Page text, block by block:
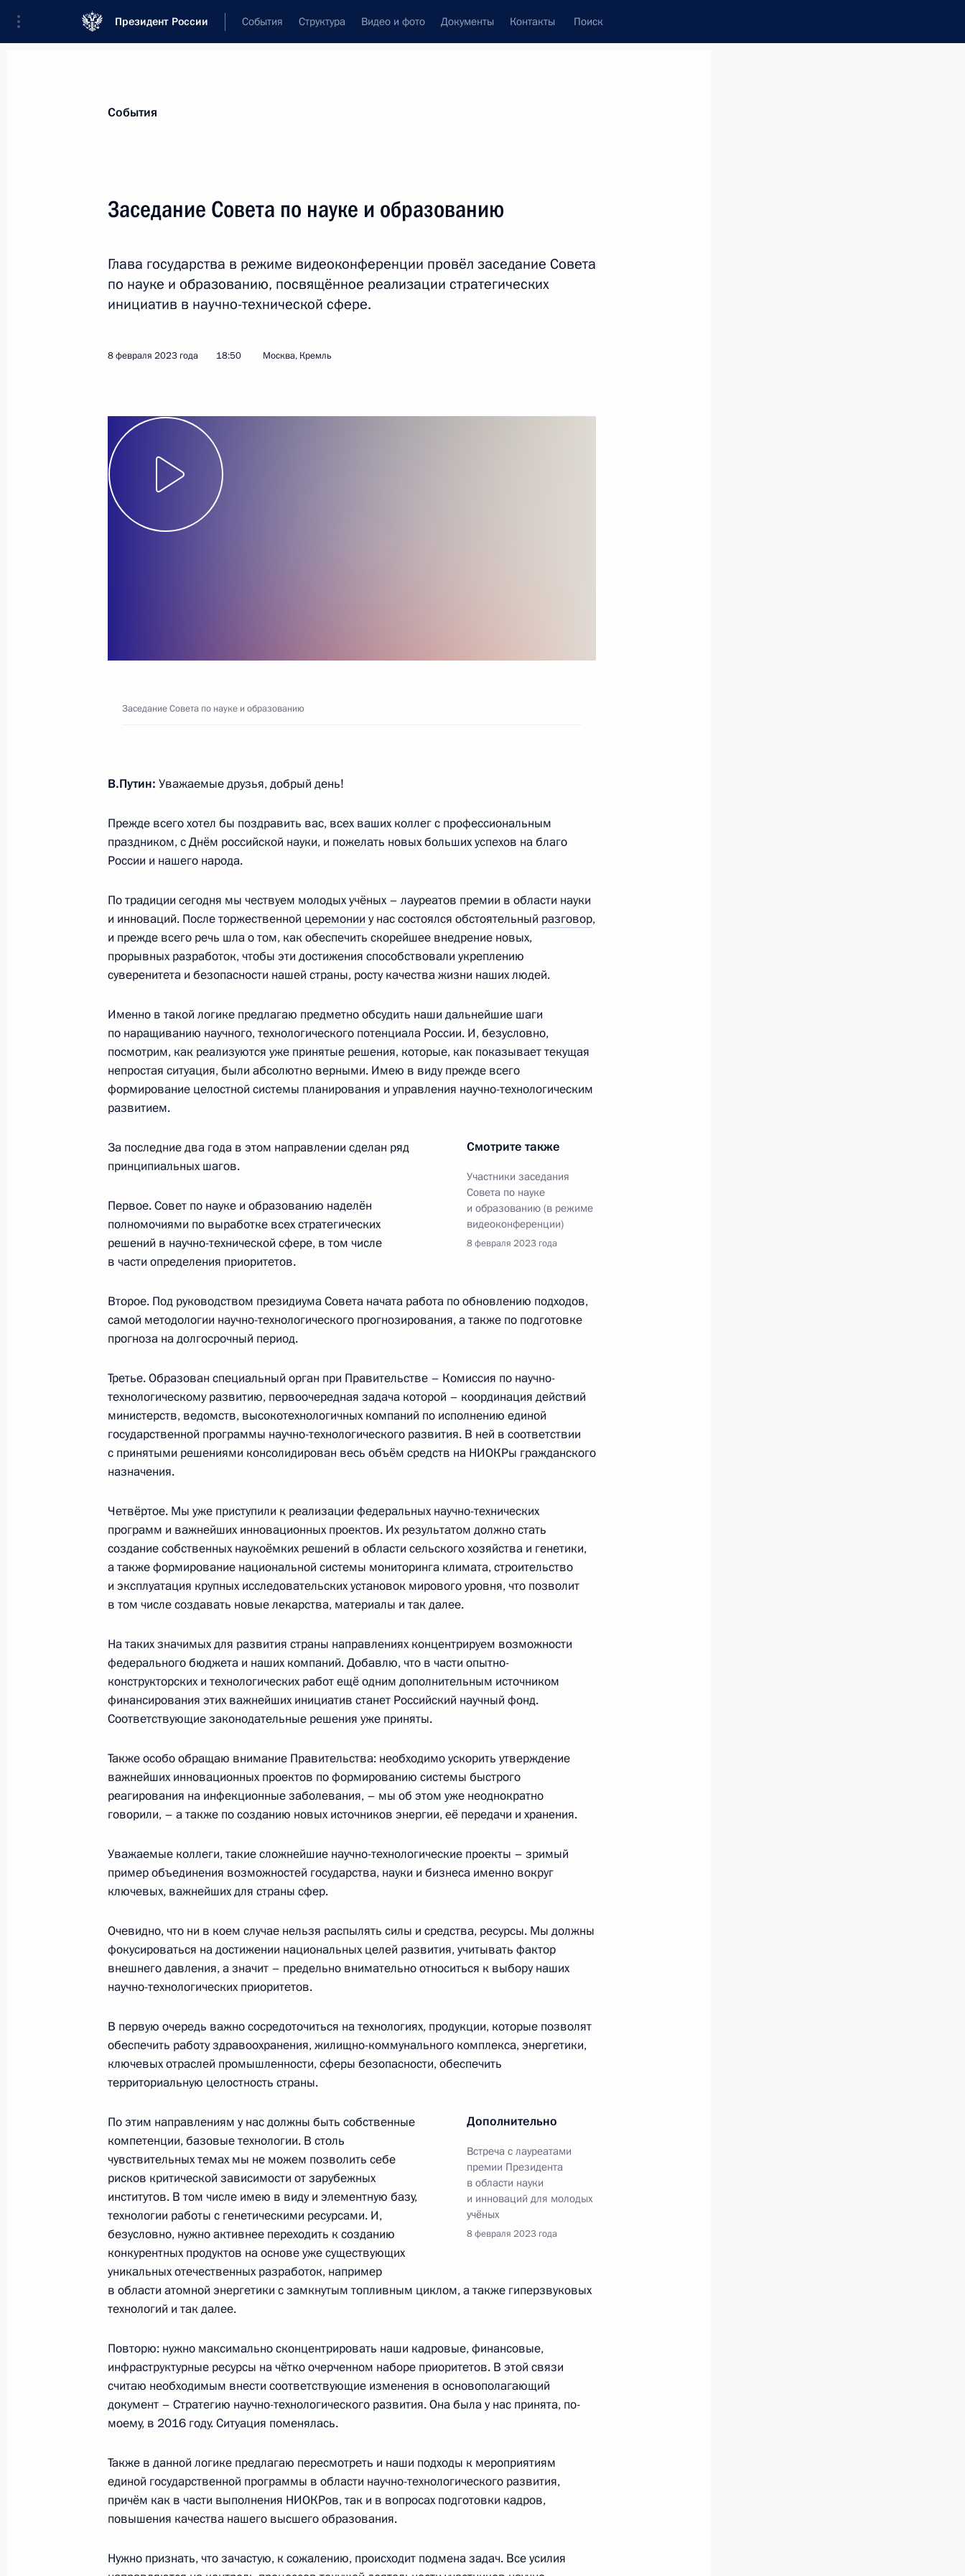
Президент России События Структура Видео и фото Документы Контакты Поиск
Лента событий Подписаться на ленту
«Деловая Россия»
26 мая 2023 года, 18:30
Заседание Президиума Государственного Совета
4 апреля 2023 года, 14:50
Крыма и Севастополя
Совещание по развитию лесопромышленного комплекса
10 февраля 2023 года, 16:10
8 февраля 2023 года, 18:50
Совещание по вопросам восстановления жилой инфраструктуры
Совещание с членами Правительства
11 января 2023 года, 15:50
Заседание комиссии Госсовета по направлению «Экономика
и финансы»
23 декабря 2022 года, 12:00
Совещание с членами Правительства
и национальным проектам
18 июля 2022 года, 16:50
Заседание Президиума Госсовета
Совещание по экономическим вопросам
7 июня 2022 года, 13:45
Заседание Президиума Госсовета по вопросам социальной
поддержки граждан
Совещание по экономическим вопросам
18 апреля 2022 года, 15:10
Совещание с членами Правительства
23 марта 2022 года, 16:55
Совещание по вопросам социально-экономического развития
Крыма и Севастополя
17 марта 2022 года, 16:15
Совещание с членами Правительства
10 марта 2022 года, 17:55
Заседание комиссии Госсовета по направлению «Экономика
и финансы»
14 декабря 2021 года, 16:00
Заседание Президиума Государственного Совета
19 октября 2021 года, 16:25
Показать предыдущие материалы
26 июля 2026 года
Разделы сайта
Информационные
Официальные
Правовая и
События
Заседание Совета по науке и образованию
Глава государства в режиме видеоконференции провёл заседание Совета
по науке и образованию, посвящённое реализации стратегических
инициатив в научно-технической сфере.
8 февраля 2023 года 18:50 Москва, Кремль
Заседание Совета по науке и образованию
В.Путин: Уважаемые друзья, добрый день!
Прежде всего хотел бы поздравить вас, всех ваших коллег с профессиональным
праздником, с Днём российской науки, и пожелать новых больших успехов на благо
России и нашего народа.
По традиции сегодня мы чествуем молодых учёных – лауреатов премии в области науки
и инноваций. После торжественной церемонии у нас состоялся обстоятельный разговор,
и прежде всего речь шла о том, как обеспечить скорейшее внедрение новых,
прорывных разработок, чтобы эти достижения способствовали укреплению
суверенитета и безопасности нашей страны, росту качества жизни наших людей.
Именно в такой логике предлагаю предметно обсудить наши дальнейшие шаги
по наращиванию научного, технологического потенциала России. И, безусловно,
посмотрим, как реализуются уже принятые решения, которые, как показывает текущая
непростая ситуация, были абсолютно верными. Имею в виду прежде всего
формирование целостной системы планирования и управления научно-технологическим
развитием.
Смотрите также
Участники заседания
Совета по науке
и образованию (в режиме
видеоконференции)
8 февраля 2023 года
За последние два года в этом направлении сделан ряд
принципиальных шагов.
Первое. Совет по науке и образованию наделён
полномочиями по выработке всех стратегических
решений в научно-технической сфере, в том числе
в части определения приоритетов.
Второе. Под руководством президиума Совета начата работа по обновлению подходов,
самой методологии научно-технологического прогнозирования, а также по подготовке
прогноза на долгосрочный период.
Третье. Образован специальный орган при Правительстве – Комиссия по научно-
технологическому развитию, первоочередная задача которой – координация действий
министерств, ведомств, высокотехнологичных компаний по исполнению единой
государственной программы научно-технологического развития. В ней в соответствии
с принятыми решениями консолидирован весь объём средств на НИОКРы гражданского
назначения.
Четвёртое. Мы уже приступили к реализации федеральных научно-технических
программ и важнейших инновационных проектов. Их результатом должно стать
создание собственных наукоёмких решений в области сельского хозяйства и генетики,
а также формирование национальной системы мониторинга климата, строительство
и эксплуатация крупных исследовательских установок мирового уровня, что позволит
в том числе создавать новые лекарства, материалы и так далее.
На таких значимых для развития страны направлениях концентрируем возможности
федерального бюджета и наших компаний. Добавлю, что в части опытно-
конструкторских и технологических работ ещё одним дополнительным источником
финансирования этих важнейших инициатив станет Российский научный фонд.
Соответствующие законодательные решения уже приняты.
Также особо обращаю внимание Правительства: необходимо ускорить утверждение
важнейших инновационных проектов по формированию системы быстрого
реагирования на инфекционные заболевания, – мы об этом уже неоднократно
говорили, – а также по созданию новых источников энергии, её передачи и хранения.
Уважаемые коллеги, такие сложнейшие научно-технологические проекты – зримый
пример объединения возможностей государства, науки и бизнеса именно вокруг
ключевых, важнейших для страны сфер.
Очевидно, что ни в коем случае нельзя распылять силы и средства, ресурсы. Мы должны
фокусироваться на достижении национальных целей развития, учитывать фактор
внешнего давления, а значит – предельно внимательно относиться к выбору наших
научно-технологических приоритетов.
В первую очередь важно сосредоточиться на технологиях, продукции, которые позволят
обеспечить работу здравоохранения, жилищно-коммунального комплекса, энергетики,
ключевых отраслей промышленности, сферы безопасности, обеспечить
территориальную целостность страны.
Дополнительно
Встреча с лауреатами
премии Президента
в области науки
и инноваций для молодых
учёных
8 февраля 2023 года
По этим направлениям у нас должны быть собственные
компетенции, базовые технологии. В столь
чувствительных темах мы не можем позволить себе
рисков критической зависимости от зарубежных
институтов. В том числе имею в виду и элементную базу,
технологии работы с генетическими ресурсами. И,
безусловно, нужно активнее переходить к созданию
конкурентных продуктов на основе уже существующих
уникальных отечественных разработок, например
в области атомной энергетики с замкнутым топливным циклом, а также гиперзвуковых
технологий и так далее.
Повторю: нужно максимально сконцентрировать наши кадровые, финансовые,
инфраструктурные ресурсы на чётко очерченном наборе приоритетов. В этой связи
считаю необходимым внести соответствующие изменения в основополагающий
документ – Стратегию научно-технологического развития. Она была у нас принята, по-
моему, в 2016 году. Ситуация поменялась.
Также в данной логике предлагаю пересмотреть и наши подходы к мероприятиям
единой государственной программы в области научно-технологического развития,
причём как в части выполнения НИОКРов, так и в вопросах подготовки кадров,
повышения качества нашего высшего образования.
Нужно признать, что зачастую, к сожалению, происходит подмена задач. Все усилия